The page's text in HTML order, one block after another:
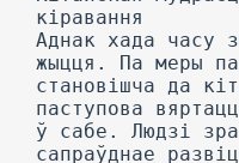
кіравання
Аднак хада часу
жыцця. Па меры
становішча да
паступова
ў сабе. Людзі
сапраўднае